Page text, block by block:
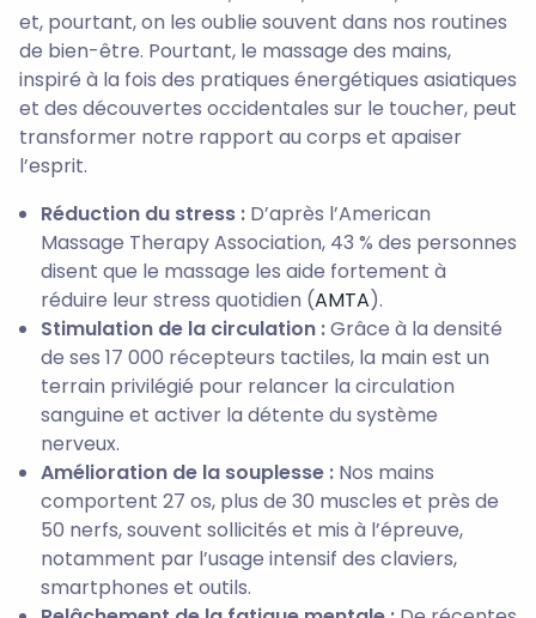
et, pourtant, on les oublie souvent dans nos routines
de bien-être. Pourtant, le massage des mains,
inspiré à la fois des pratiques énergétiques asiatiques
et des découvertes occidentales sur le toucher, peut
transformer notre rapport au corps et apaiser
l’esprit.
Réduction du stress :D’après l’American
Massage Therapy Association, 43 % des personnes
disent que le massage les aide fortement à
réduire leur stress quotidien (AMTA).
Stimulation de la circulation :Grâce à la densité
de ses 17 000 récepteurs tactiles, la main est un
terrain privilégié pour relancer la circulation
sanguine et activer la détente du système
nerveux.
Amélioration de la souplesse :Nos mains
comportent 27 os, plus de 30 muscles et près de
50 nerfs, souvent sollicités et mis à l’épreuve,
notamment par l’usage intensif des claviers,
smartphones et outils.